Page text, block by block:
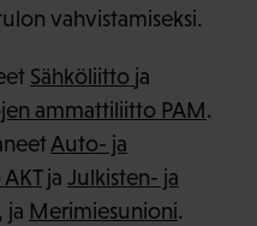
vahvistamiseksi.
Sähköliitto ja
ammattiliitto PAM.
Auto- ja
ja Julkisten- ja
, ja Merimiesunioni.